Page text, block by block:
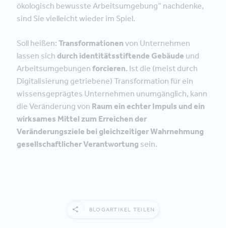
ökologisch bewusste Arbeitsumgebung“ nachdenke,
sind Sie vielleicht wieder im Spiel.
Soll heißen: Transformationen von Unternehmen
lassen sich durch identitätsstiftende Gebäude und
Arbeitsumgebungen forcieren. Ist die (meist durch
Digitalisierung getriebene) Transformation für ein
wissensgeprägtes Unternehmen unumgänglich, kann
die Veränderung von Raum ein echter Impuls und ein
wirksames Mittel zum Erreichen der
Veränderungsziele bei gleichzeitiger Wahrnehmung
gesellschaftlicher Verantwortung sein.
BLOGARTIKEL TEILEN